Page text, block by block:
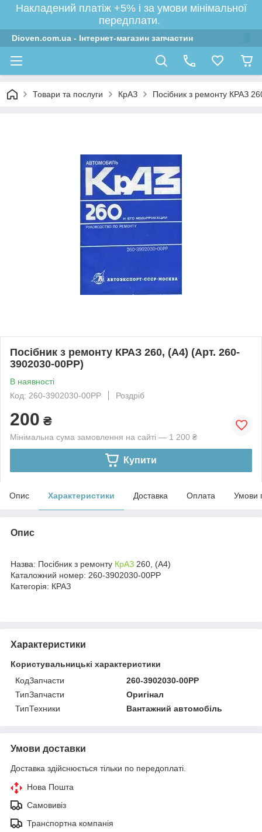
Накладений платіж +5% і за умови мінімальної
передплати.
Dioven.com.ua - Інтернет-магазин запчастин
Товари та послуги КрАЗ Посібник з ремонту КРАЗ
Посібник з ремонту КРАЗ 260, (А4) (Арт. 260-
3902030-00РР)
В наявності
Код: 260-3902030-00РР
Роздріб
200 ₴
Мінімальна сума замовлення на сайті — 1 200 ₴
Купити
Опис Характеристики Доставка Оплата Умови
Опис
Назва: Посібник з ремонту КрАЗ 260, (А4)
Каталожний номер: 260-3902030-00РР
Категорія: КРАЗ
Характеристики
Користувальницькі характеристики
КодЗапчасти
260-3902030-00РР
ТипЗапчасти
Оригінал
ТипТехники
Вантажний автомобіль
Умови доставки
Доставка здійснюється тільки по передоплаті.
Нова Пошта
Самовивіз
Транспортна компанія